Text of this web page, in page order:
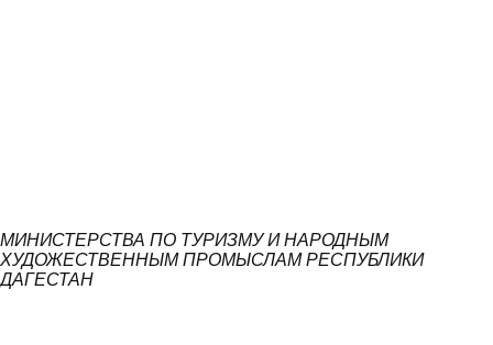
МИНИСТЕРСТВА ПО ТУРИЗМУ И НАРОДНЫМ
ХУДОЖЕСТВЕННЫМ ПРОМЫСЛАМ РЕСПУБЛИКИ
ДАГЕСТАН